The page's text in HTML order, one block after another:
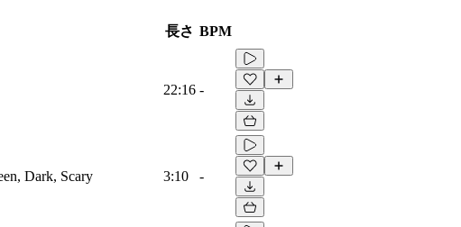
長さ BPM
22:16 -
Dark, Scary 3:10 -